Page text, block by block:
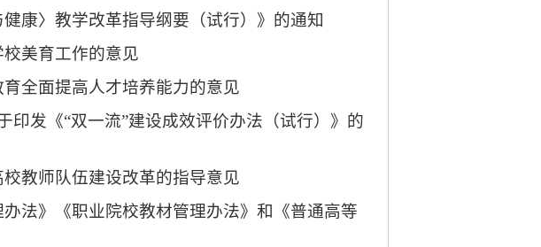
康〉教学改革指导纲要（试行）》的通知
校美育工作的意见
育全面提高人才培养能力的意见
印发《“双一流”建设成效评价办法（试行）》的
校教师队伍建设改革的指导意见
法》
《职业院校教材管理办法》和《普通高等